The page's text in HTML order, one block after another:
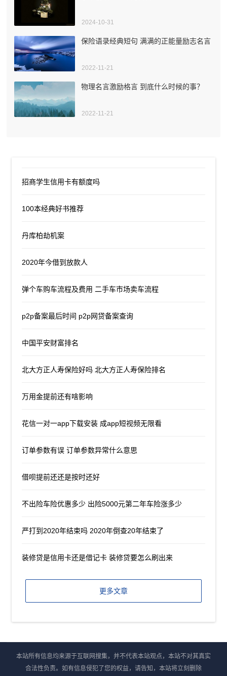
2024-10-31
保险语录经典短句 满满的正能量励志名言
2022-11-21
物理名言激励格言 到底什么时候的事？
2022-11-21
招商学生信用卡有额度吗
100本经典好书推荐
丹库柏劫机案
2020年今借到放款人
弹个车购车流程及费用 二手车市场卖车流程
p2p备案最后时间 p2p网贷备案查询
中国平安财富排名
北大方正人寿保险好吗 北大方正人寿保险排名
万用金提前还有啥影响
花信一对一app下载安装 成app短视频无限看
订单参数有误 订单参数异常什么意思
借呗提前还还是按时还好
不出险车险优惠多少 出险5000元第二年车险涨多少
严打到2020年结束吗 2020年倒查20年结束了
装修贷是信用卡还是借记卡 装修贷要怎么刷出来
更多文章
本站所有信息均来源于互联网搜集，并不代表本站观点，本站不对其真实
合法性负责。如有信息侵犯了您的权益，请告知，本站将立刻删除